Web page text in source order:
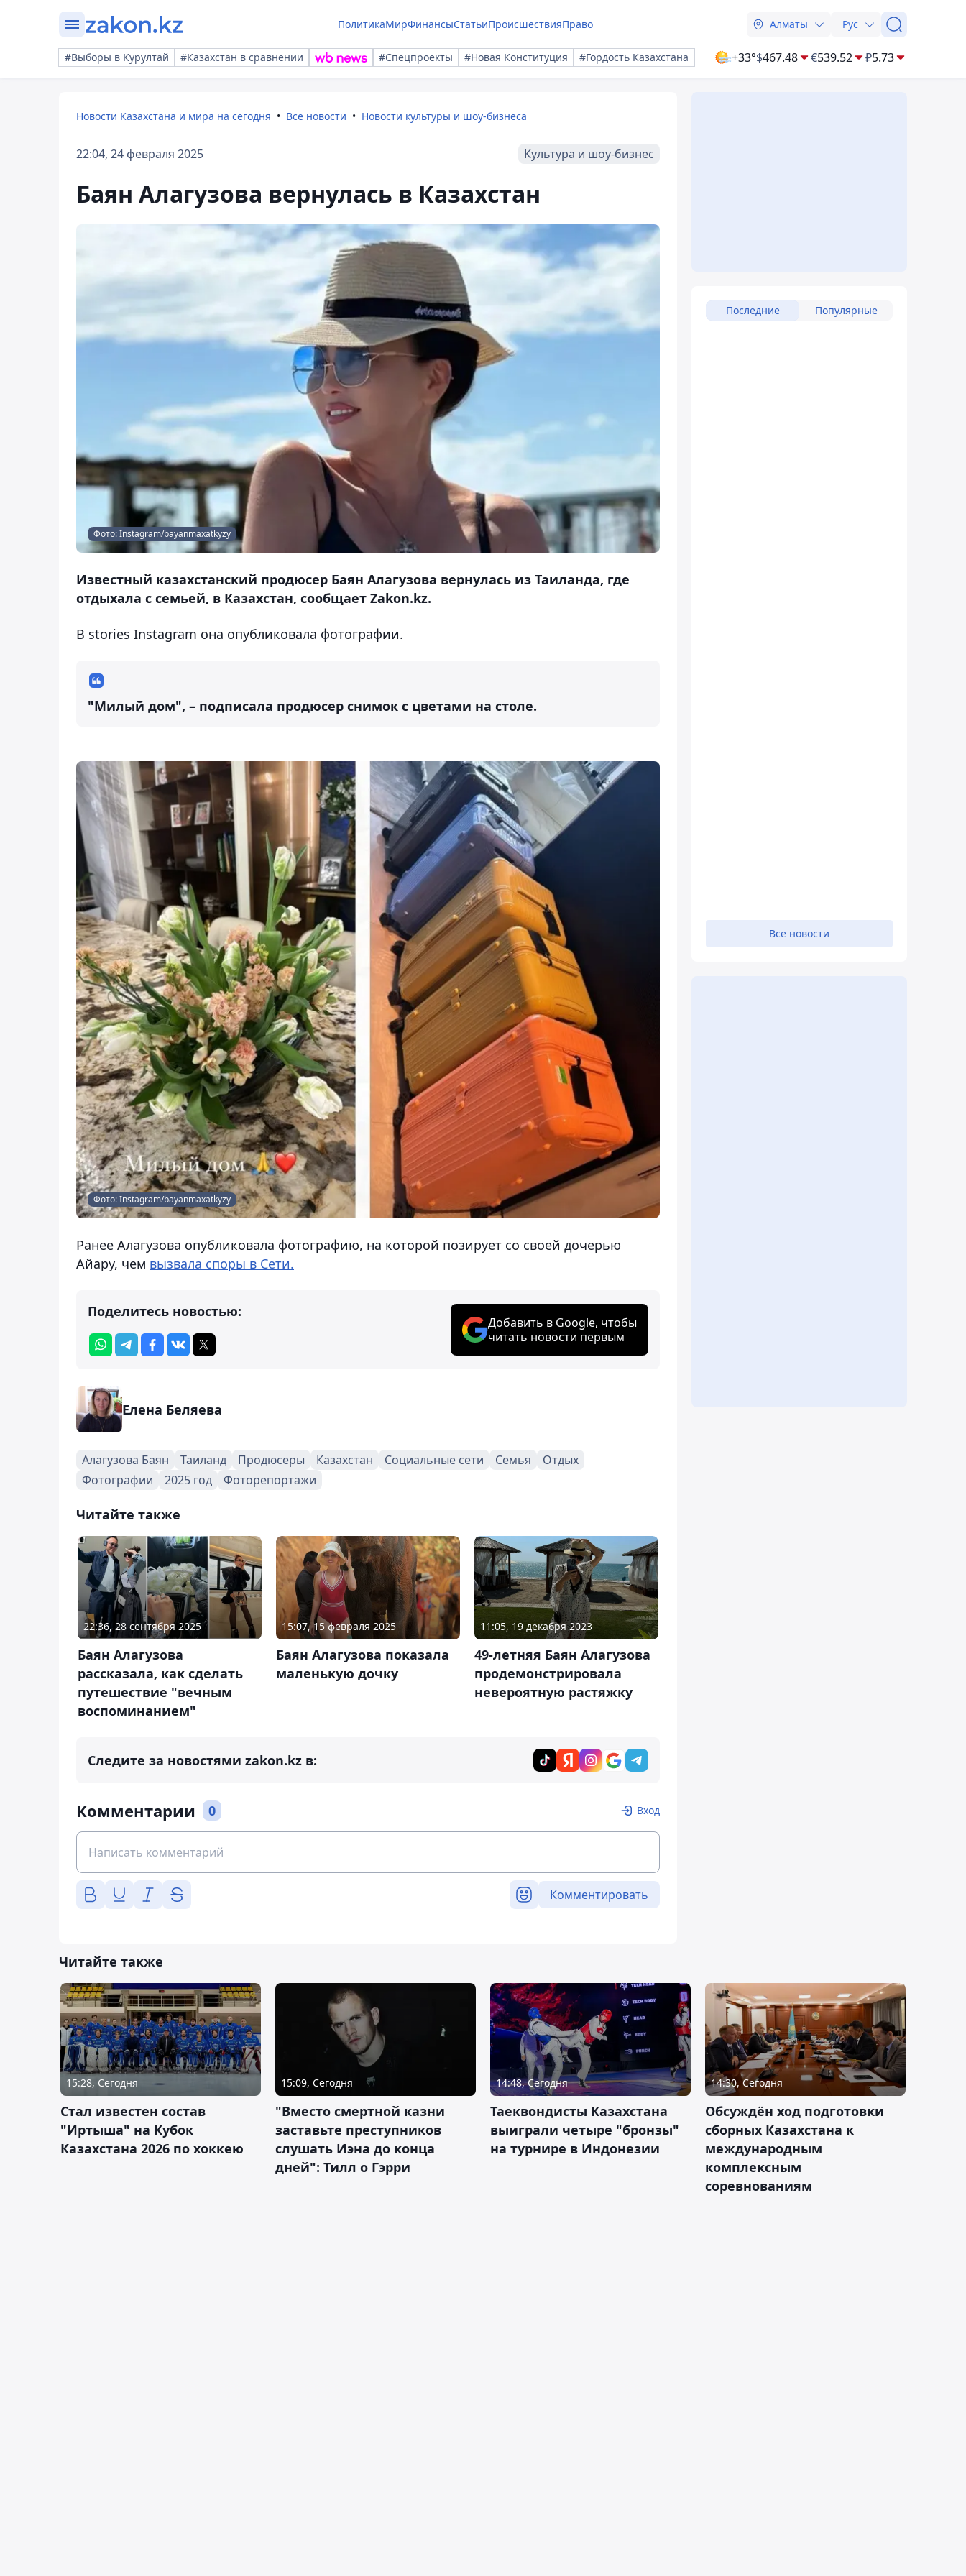
ПолитикаМирФинансыСтатьиПроисшествияПраво Алматы Рус
#Выборы в Курултай #Казахстан в сравнении #Спецпроекты #Новая Конституция #Гордость Казахстана +33°$467.48 €539.52 ₽5.73
Новости Казахстана и мира на сегодня Все новости Новости культуры и шоу-бизнеса
22:04, 24 февраля 2025 Культура и шоу-бизнес
Баян Алагузова вернулась в Казахстан
Фото: Instagram/bayanmaxatkyzy
Известный казахстанский продюсер Баян Алагузова вернулась из Таиланда, где
отдыхала с семьей, в Казахстан, сообщает Zakon.kz.
В stories Instagram она опубликовала фотографии.
"Милый дом", – подписала продюсер снимок с цветами на столе.
Фото: Instagram/bayanmaxatkyzy
Ранее Алагузова опубликовала фотографию, на которой позирует со своей дочерью
Айару, чем вызвала споры в Сети.
Поделитесь новостью:
Добавить в Google, чтобы
читать новости первым
Елена Беляева
Алагузова Баян Таиланд Продюсеры Казахстан Социальные сети Семья
Отдых
Фотографии
2025 год Фоторепортажи
Читайте также
22:36, 28 сентября 2025
Баян Алагузова
рассказала, как сделать
путешествие "вечным
воспоминанием"
15:07, 15 февраля 2025
Баян Алагузова показала
маленькую дочку
11:05, 19 декабря 2023
49-летняя Баян Алагузова
продемонстрировала
невероятную растяжку
Следите за новостями zakon.kz в:
Комментарии 0 Вход
Комментировать
Последние Популярные
Все новости
Читайте также
15:28, Сегодня
Стал известен состав
"Иртыша" на Кубок
Казахстана 2026 по хоккею
15:09, Сегодня
"Вместо смертной казни
заставьте преступников
слушать Иэна до конца
дней": Тилл о Гэрри
14:48, Сегодня
Таеквондисты Казахстана
выиграли четыре "бронзы"
на турнире в Индонезии
14:30, Сегодня
Обсуждён ход подготовки
сборных Казахстана к
международным
комплексным
соревнованиям